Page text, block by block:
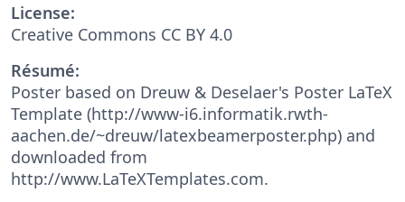
License:
Creative Commons CC BY 4.0
Résumé:
Poster based on Dreuw & Deselaer's Poster LaTeX
Template (http://www-i6.informatik.rwth-
aachen.de/~dreuw/latexbeamerposter.php) and
downloaded from
http://www.LaTeXTemplates.com.